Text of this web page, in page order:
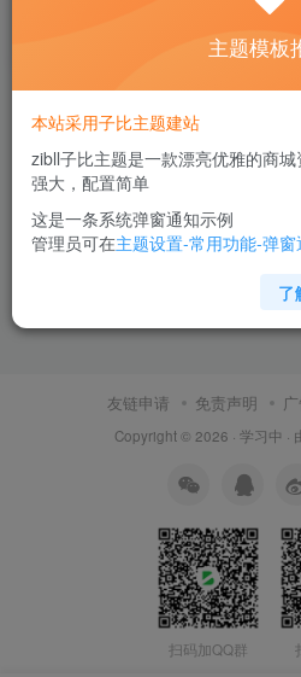
1个月
友链申请 免责声明
Copyright © 2026 · 学习中 ·
扫码加QQ群
主题模板
本站采用子比主题建站
zibll子比主题是一款漂亮优雅的商
强大，配置简单
这是一条系统弹窗通知示例
管理员可在主题设置-常用功能-弹窗
了